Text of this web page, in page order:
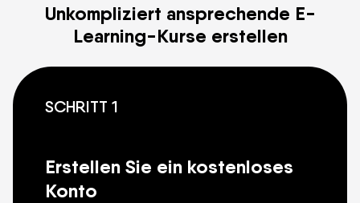
Unkompliziert ansprechende E-
Learning-Kurse erstellen
SCHRITT 1
Erstellen Sie ein kostenloses
Konto